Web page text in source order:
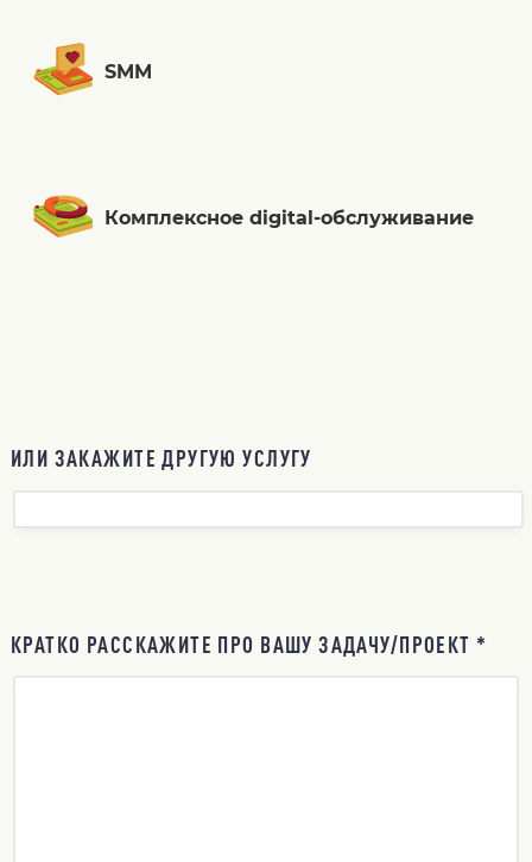
SMM
Комплексное digital-обслуживание
ИЛИ ЗАКАЖИТЕ ДРУГУЮ УСЛУГУ
КРАТКО РАССКАЖИТЕ ПРО ВАШУ ЗАДАЧУ/ПРОЕКТ *